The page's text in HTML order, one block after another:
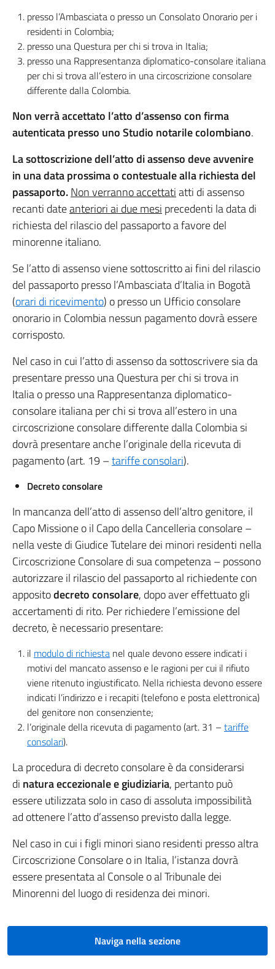
presso l’Ambasciata o presso un Consolato Onorario per i
residenti in Colombia;
presso una Questura per chi si trova in Italia;
presso una Rappresentanza diplomatico-consolare italiana
per chi si trova all’estero in una circoscrizione consolare
differente dalla Colombia.
Non verrà accettato l’atto d’assenso con firma
autenticata presso uno Studio notarile colombiano.
La sottoscrizione dell’atto di assenso deve avvenire
in una data prossima o contestuale alla richiesta del
passaporto.Non verranno accettatiatti di assenso
recanti dateanteriori ai due mesi precedenti la data di
richiesta del rilascio del passaporto a favore del
minorenne italiano.
Se l’atto di assenso viene sottoscritto ai fini del rilascio
del passaporto presso l’Ambasciata d’Italia in Bogotà
(orari di ricevimento) o presso un Ufficio consolare
onorario in Colombia nessun pagamento dovrà essere
corrisposto.
Nel caso in cui l’atto di assenso da sottoscrivere sia da
presentare presso una Questura per chi si trova in
Italia o presso una Rappresentanza diplomatico-
consolare italiana per chi si trova all’estero in una
circoscrizione consolare differente dalla Colombia si
dovrà presentare anche l’originale della ricevuta di
pagamento (art. 19 –tariffe consolari).
Decreto consolare
In mancanza dell’atto di assenso dell’altro genitore, il
Capo Missione o il Capo della Cancelleria consolare –
nella veste di Giudice Tutelare dei minori residenti nella
Circoscrizione Consolare di sua competenza – possono
autorizzare il rilascio del passaporto al richiedente con
appositodecreto consolare, dopo aver effettuato gli
accertamenti di rito. Per richiedere l’emissione del
decreto, è necessario presentare:
il modulo di richiesta nel quale devono essere indicati i
motivi del mancato assenso e le ragioni per cui il rifiuto
viene ritenuto ingiustificato. Nella richiesta devono essere
indicati l’indirizzo e i recapiti (telefono e posta elettronica)
del genitore non consenziente;
l’originale della ricevuta di pagamento (art. 31 – tariffe
consolari).
La procedura di decreto consolare è da considerarsi
di natura eccezionale e giudiziaria, pertanto può
essere utilizzata solo in caso di assoluta impossibilità
ad ottenere l’atto d’assenso previsto dalla legge.
Nel caso in cui i figli minori siano residenti presso altra
Circoscrizione Consolare o in Italia, l’istanza dovrà
essere presentata al Console o al Tribunale dei
Minorenni del luogo di residenza dei minori.
Naviga nella sezione